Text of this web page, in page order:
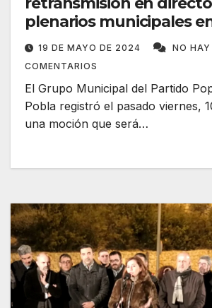
plenarios municipales
19 DE MAYO DE 2024
NO HAY
COMENTARIOS
El Grupo Municipal del Partido
Pobla registró el pasado viernes,
una moción que será…